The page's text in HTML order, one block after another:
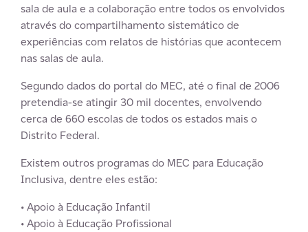
sala de aula e a colaboração entre todos os envolvidos
através do compartilhamento sistemático de
experiências com relatos de histórias que acontecem
nas salas de aula.
Segundo dados do portal do MEC, até o final de 2006
pretendia-se atingir 30 mil docentes, envolvendo
cerca de 660 escolas de todos os estados mais o
Distrito Federal.
Existem outros programas do MEC para Educação
Inclusiva, dentre eles estão:
• Apoio à Educação Infantil
•Apoio à Educação Profissional